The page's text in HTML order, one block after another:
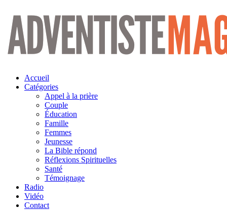
Aller
contenu
Accueil
Catégories
Appel à la prière
Couple
Éducation
Famille
Femmes
Jeunesse
La Bible répond
Réflexions Spirituelles
Santé
Témoignage
Radio
Vidéo
Contact